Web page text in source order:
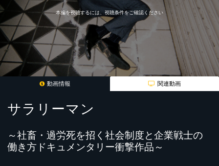
本編を視聴するには、視聴条件をご確認ください
動画情報 関連動画
サラリーマン
～社畜・過労死を招く社会制度と企業戦士の
働き方ドキュメンタリー衝撃作品～